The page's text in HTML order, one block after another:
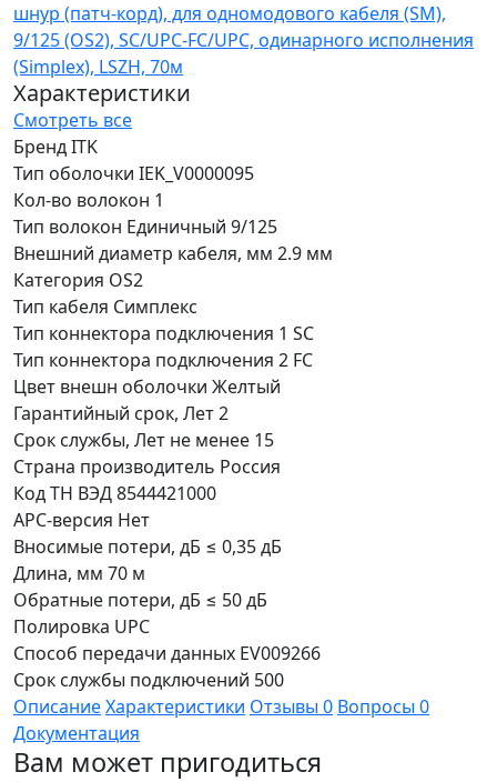
Характеристики
Смотреть все
БрендITK
Тип оболочки IEK_V0000095
Кол-во волокон 1
Тип волокон Единичный 9/125
Внешний диаметр кабеля, мм 2.9 мм
Категория OS2
Тип кабеля Симплекс
Тип коннектора подключения 1 SC
Тип коннектора подключения 2 FC
Цвет внешн оболочки Желтый
Гарантийный срок, Лет2
Срок службы, Лет не менее 15
Страна производитель Россия
Код ТН ВЭД8544421000
APC-версия Нет
Вносимые потери, дБ ≤ 0,35 дБ
Длина, мм 70 м
Обратные потери, дБ ≤ 50 дБ
Полировка UPC
Способ передачи данных EV009266
Срок службы подключений 500
ОписаниеХарактеристики Отзывы 0 Вопросы 0
Документация
Вам может пригодиться